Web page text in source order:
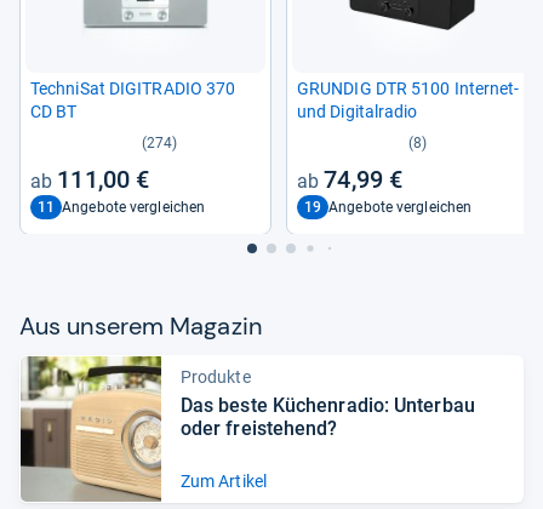
Tech­ni­Sat DIGITRA­DIO 370
CD BT
(274)
111,00 €
11 Angebote vergleichen
GRUN­DIG DTR 5100 Inter­net-​
und Digi­tal­ra­dio
(8)
74,99 €
19 Angebote vergleichen
Aus unse­rem Maga­zin
Produkte
Das beste Küchen­ra­dio: Unter­bau
oder frei­ste­hend?
Zum Artikel